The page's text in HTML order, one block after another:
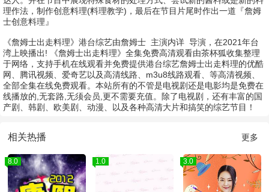
理作法，制作创意料理(料理教学)，最后在节目片尾时作出一道『詹姆
士创意料理』
《詹姆士出走料理》港台综艺由詹姆士 主演内详 导演，在2021年台
湾上映播出! 《詹姆士出走料理》全集免费高清观看由茶杯狐收集整理
于网络，支持手机在线观看并免费提供港台综艺詹姆士出走料理的优酷
网、腾讯视频、爱奇艺以及高清线路、m3u8线路观看、等高清视频、
全部全集在线免费观看。本站所有的不管是电视剧还是电影均是免费在
线播放的,无套路,无须会员,更不需要充值。除了电视剧，还有丰富的国
产剧、韩剧、欧美剧、动漫、以及各种高清大片和搞笑的综艺节目！
相关热播 更多
8.0 1.0 3.0